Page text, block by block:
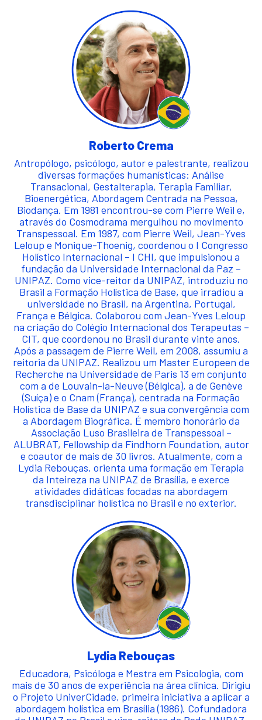
Roberto Crema
Antropólogo, psicólogo, autor e palestrante, realizou
diversas formações humanísticas: Análise
Transacional, Gestalterapia, Terapia Familiar,
Bioenergética, Abordagem Centrada na Pessoa,
Biodança. Em 1981 encontrou-se com Pierre Weil e,
através do Cosmodrama mergulhou no movimento
Transpessoal. Em 1987, com Pierre Weil, Jean-Yves
Leloup e Monique-Thoenig, coordenou o I Congresso
Holístico Internacional – I CHI, que impulsionou a
fundação da Universidade Internacional da Paz –
UNIPAZ. Como vice-reitor da UNIPAZ, introduziu no
Brasil a Formação Holística de Base, que irradiou a
universidade no Brasil, na Argentina, Portugal,
França e Bélgica. Colaborou com Jean-Yves Leloup
na criação do Colégio Internacional dos Terapeutas –
CIT, que coordenou no Brasil durante vinte anos.
Após a passagem de Pierre Weil, em 2008, assumiu a
reitoria da UNIPAZ. Realizou um Master Europeen de
Recherche na Universidade de Paris 13 em conjunto
com a de Louvain-la-Neuve (Bélgica), a de Genève
(Suíça) e o Cnam (França), centrada na Formação
Holística de Base da UNIPAZ e sua convergência com
a Abordagem Biográfica. É membro honorário da
Associação Luso Brasileira de Transpessoal –
ALUBRAT, Fellowship da Findhorn Foundation, autor
e coautor de mais de 30 livros. Atualmente, com a
Lydia Rebouças, orienta uma formação em Terapia
da Inteireza na UNIPAZ de Brasília, e exerce
atividades didáticas focadas na abordagem
transdisciplinar holística no Brasil e no exterior.
Lydia Rebouças
Educadora, Psicóloga e Mestra em Psicologia, com
mais de 30 anos de experiência na área clínica. Dirigiu
o Projeto UniverCidade, primeira iniciativa a aplicar a
abordagem holística em Brasília (1986). Cofundadora